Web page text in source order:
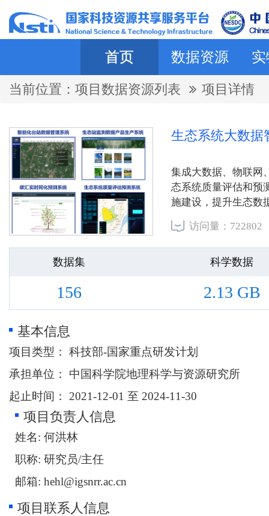
首页 数据资源
当前位置： 项目数据资源列表 项目详情
生态系统大数
集成大数据、物联网
态系统质量评估和预
施建设，提升生态数
访问量：722802
数据集 科学数据
156 2.13 GB
基本信息
项目类型：
科技部-国家重点研发计划
承担单位：
中国科学院地理科学与资源研究所
起止时间：
2021-12-01 至 2024-11-30
项目负责人信息
姓名: 何洪林
职称: 研究员/主任
邮箱: hehl@igsnrr.ac.cn
项目联系人信息